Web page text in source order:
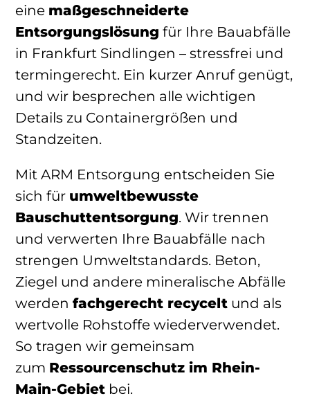
eine maßgeschneiderte
Entsorgungslösung für Ihre Bauabfälle
in Frankfurt Sindlingen – stressfrei und
termingerecht. Ein kurzer Anruf genügt,
und wir besprechen alle wichtigen
Details zu Containergrößen und
Standzeiten.
Mit ARM Entsorgung entscheiden Sie
sich für umweltbewusste
Bauschuttentsorgung. Wir trennen
und verwerten Ihre Bauabfälle nach
strengen Umweltstandards. Beton,
Ziegel und andere mineralische Abfälle
werden fachgerecht recycelt und als
wertvolle Rohstoffe wiederverwendet.
So tragen wir gemeinsam
zum Ressourcenschutz im Rhein-
Main-Gebiet bei.